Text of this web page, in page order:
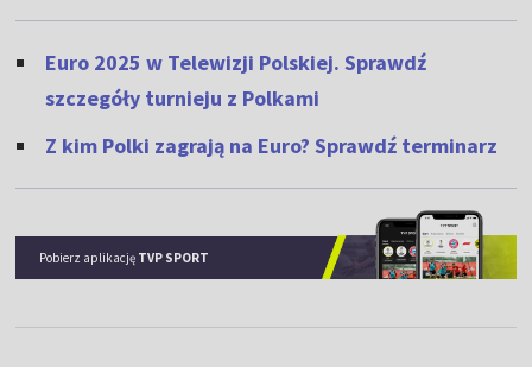
Euro 2025 w Telewizji Polskiej. Sprawdź
szczegóły turnieju z Polkami
Z kim Polki zagrają na Euro? Sprawdź terminarz
Pobierz aplikację TVP SPORT